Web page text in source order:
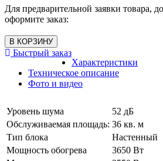
Для предварительной заявки товара,
оформите заказ:
Быстрый заказ
Характеристики
Техническое описание
Фото и видео
Уровень шума
52 дБ
Обслуживаемая площадь: 36 кв. м
Тип блока
Настенный
Мощность обогрева
3650 Вт